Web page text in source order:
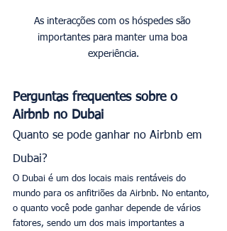
As interacções com os hóspedes são
importantes para manter uma boa
experiência.
Perguntas frequentes sobre o
Airbnb no Dubai
Quanto se pode ganhar no Airbnb em
Dubai?
O Dubai é um dos locais mais rentáveis do
mundo para os anfitriões da Airbnb. No entanto,
o quanto você pode ganhar depende de vários
fatores, sendo um dos mais importantes a